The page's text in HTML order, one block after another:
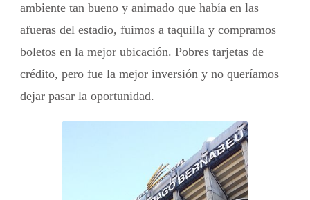
ambiente tan bueno y animado que había en las
afueras del estadio, fuimos a taquilla y compramos
boletos en la mejor ubicación. Pobres tarjetas de
crédito, pero fue la mejor inversión y no queríamos
dejar pasar la oportunidad.